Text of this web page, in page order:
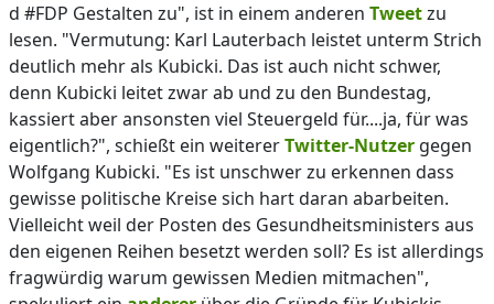
d #FDP Gestalten zu", ist in einem anderen Tweetzu
lesen. "Vermutung: Karl Lauterbach leistet unterm Strich
deutlich mehr als Kubicki. Das ist auch nicht schwer,
denn Kubicki leitet zwar ab und zu den Bundestag,
kassiert aber ansonsten viel Steuergeld für....ja, für was
eigentlich?", schießt ein weitererTwitter-Nutzer gegen
Wolfgang Kubicki. "Es ist unschwer zu erkennen dass
gewisse politische Kreise sich hart daran abarbeiten.
Vielleicht weil der Posten des Gesundheitsministers aus
den eigenen Reihen besetzt werden soll? Es ist allerdings
fragwürdig warum gewissen Medien mitmachen",